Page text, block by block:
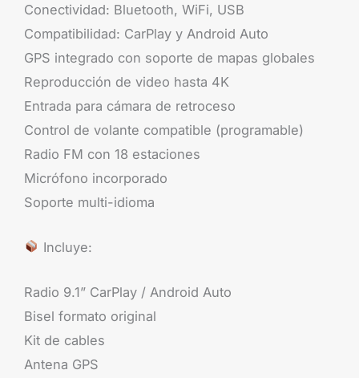
Conectividad: Bluetooth, WiFi, USB
Compatibilidad: CarPlay y Android Auto
GPS integrado con soporte de mapas globales
Reproducción de video hasta 4K
Entrada para cámara de retroceso
Control de volante compatible (programable)
Radio FM con 18 estaciones
Micrófono incorporado
Soporte multi-idioma
Incluye:
Radio 9.1” CarPlay / Android Auto
Bisel formato original
Kit de cables
Antena GPS